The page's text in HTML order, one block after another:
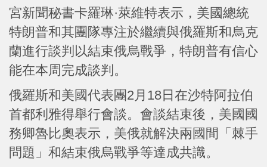
宮新聞秘書卡羅琳·萊維特表示，美國總統
特朗普和其團隊專注於繼續與俄羅斯和烏克
蘭進行談判以結束俄烏戰爭，特朗普有信心
能在本周完成談判。
俄羅斯和美國代表團2月18日在沙特阿拉伯
首都利雅得舉行會談。會談結束後，美國國
務卿魯比奧表示，美俄就解決兩國間「棘手
問題」和結束俄烏戰爭等達成共識。